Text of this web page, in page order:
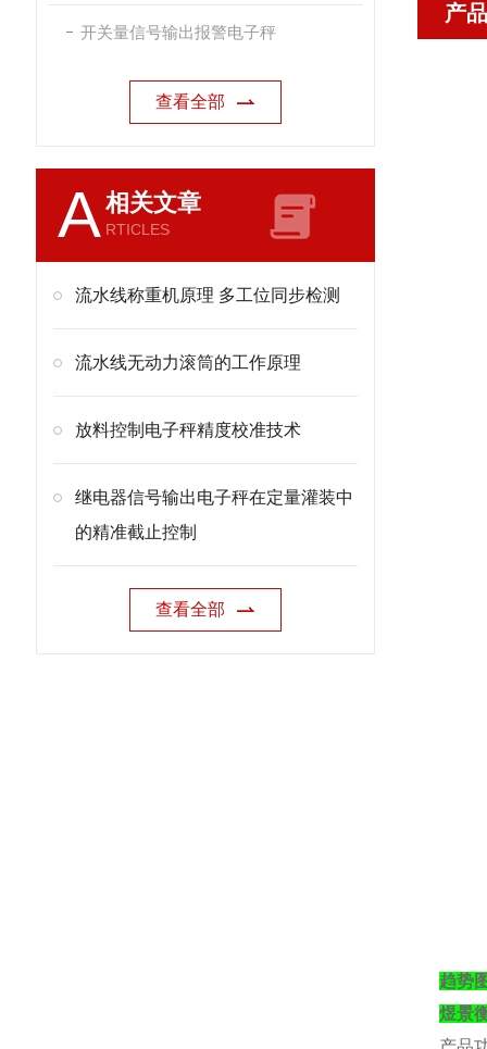
开关量信号输出报警电子秤
查看全部
A相关文章
RTICLES
流水线称重机原理 多工位同步检测
流水线无动力滚筒的工作原理
放料控制电子秤精度校准技术
继电器信号输出电子秤在定量灌装中
的精准截止控制
查看全部
产
趋势
煜景